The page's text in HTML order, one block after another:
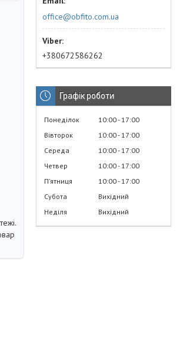
office@obfito.com.ua
+380672586262
Графік роботи
Понеділок 10:00 17:00
Вівторок
10:00 17:00
Середа
10:00 17:00
Четвер
10:00 17:00
Пʼятниця
10:00 17:00
Субота
Вихідний
Неділя
Вихідний